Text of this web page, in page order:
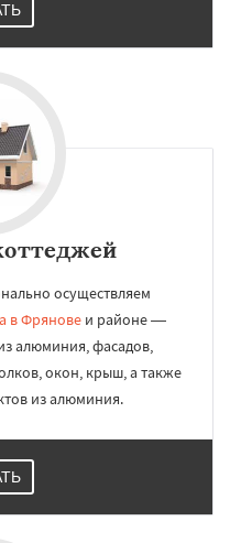
осуществляем
в Фряновеи районе —
алюминия, фасадов,
окон, крыш, а также
из алюминия.